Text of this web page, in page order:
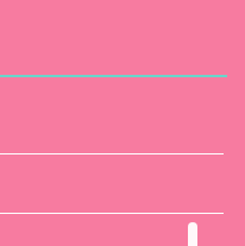
About Us
Sitemap